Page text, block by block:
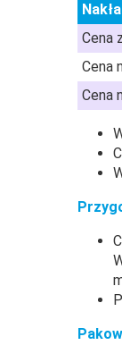
Cena
Cena
Cena